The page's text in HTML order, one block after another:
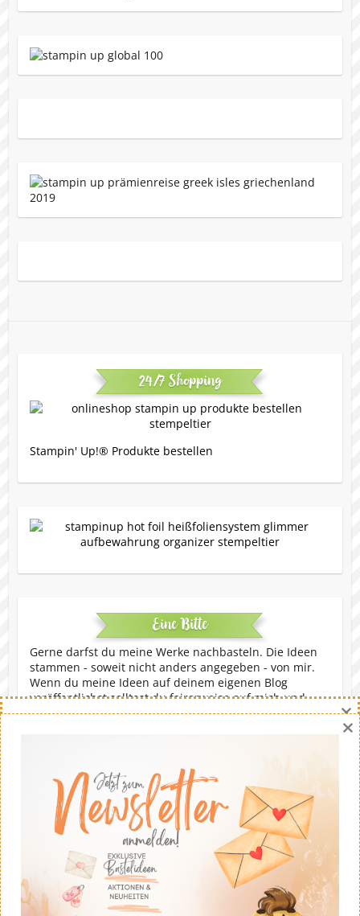
24/7 Shopping
Stampin' Up!® Produkte bestellen
Eine Bitte
Gerne darfst du meine Werke nachbasteln. Die Ideen
stammen - soweit nicht anders angegeben - von mir.
Wenn du meine Ideen auf deinem eigenen Blog
veröffentlichst solltest du fairerweise auf mich und
meinen Blog verweisen. Eine kommerzielle Nutzung ist
Copyright © 2026 Stempeltier. Theme by ColorlibPowered byWordPress
Danny Hikade | unabhängige Stampin' Up!® Demonstratorin
×
×